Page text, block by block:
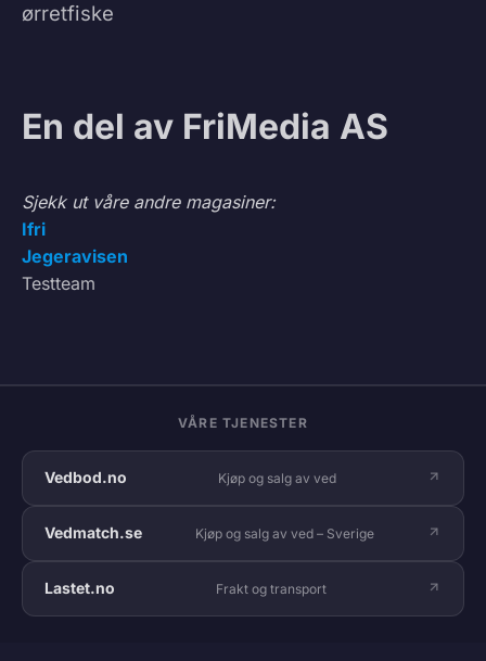
ørretfiske
En del av FriMedia AS
Sjekk ut våre andre magasiner:
Ifri
Jegeravisen
Testteam
VÅRE TJENESTER
Vedbod.no Kjøp og salg av ved
Vedmatch.se Kjøp og salg av ved – Sverige
Lastet.no Frakt og transport